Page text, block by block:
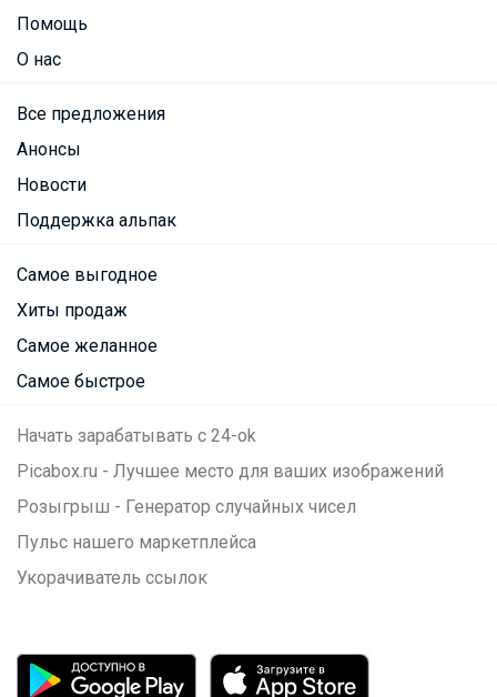
Помощь
О нас
Все предложения
Анонсы
Новости
Поддержка альпак
Самое выгодное
Хиты продаж
Самое желанное
Самое быстрое
Начать зарабатывать с 24-ok
Picabox.ru - Лучшее место для ваших изображений
Розыгрыш - Генератор случайных чисел
Пульс нашего маркетплейса
Укорачиватель ссылок